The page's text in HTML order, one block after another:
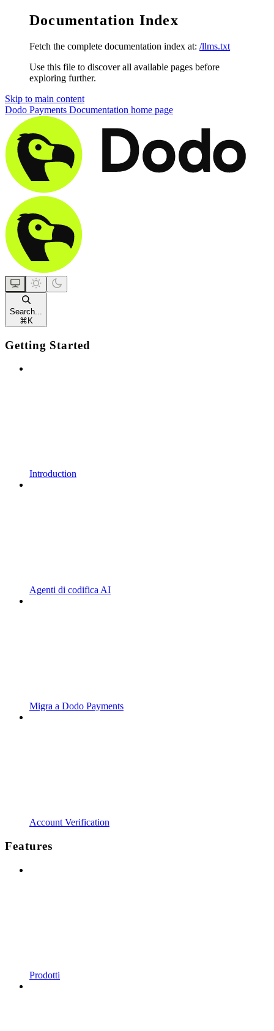
Documentation Index
Fetch the complete documentation index at: /llms.txt
Use this file to discover all available pages before
exploring further.
Skip to main content
Dodo Payments Documentation home page
Search...
⌘ K
Getting Started
Introduction
Agenti di codifica AI
Migra a Dodo Payments
Account Verification
Features
Prodotti